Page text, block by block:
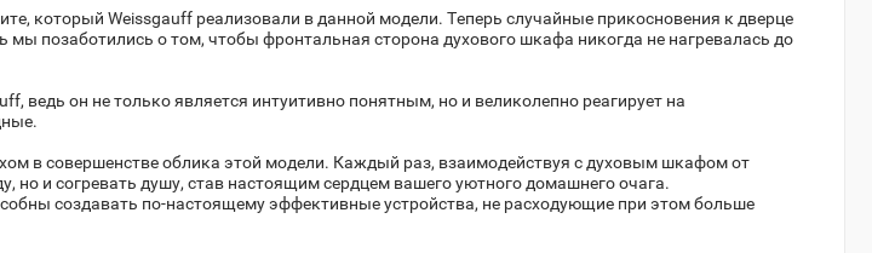
179 990
Компактный духовой
Артикул:
241 990
который Weissgauff реализовали в данной модели. Теперь случайные прикосновения к дверце
позаботились о том, чтобы фронтальная сторона духового шкафа никогда не нагревалась до
ведь он не только является интуитивно понятным, но и великолепно реагирует на
в совершенстве облика этой модели. Каждый раз, взаимодействуя с духовым шкафом от
но и согревать душу, став настоящим сердцем вашего уютного домашнего очага.
создавать по-настоящему эффективные устройства, не расходующие при этом больше